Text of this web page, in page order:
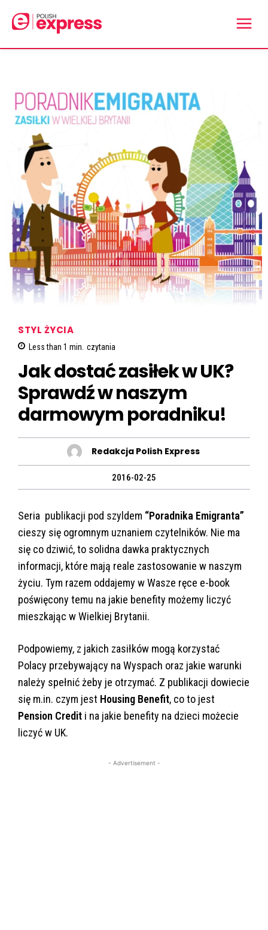
STYL ŻYCIA
Less than 1 min. czytania
Jak dostać zasiłek w UK?
Sprawdź w naszym
darmowym poradniku!
Redakcja Polish Express
2016-02-25
Seria publikacji pod szyldem “Poradnika Emigranta”
cieszy się ogromnym uznaniem czytelników. Nie ma
się co dziwić, to solidna dawka praktycznych
informacji, które mają reale zastosowanie w naszym
życiu. Tym razem oddajemy w Wasze ręce e-book
poświęcony temu na jakie benefity możemy liczyć
mieszkając w Wielkiej Brytanii.
Podpowiemy, z jakich zasiłków mogą korzystać
Polacy przebywający na Wyspach oraz jakie warunki
należy spełnić żeby je otrzymać. Z publikacji dowiecie
się m.in. czym jest Housing Benefit, co to jest
Pension Credit i na jakie benefity na dzieci możecie
liczyć w UK.
- Advertisement -